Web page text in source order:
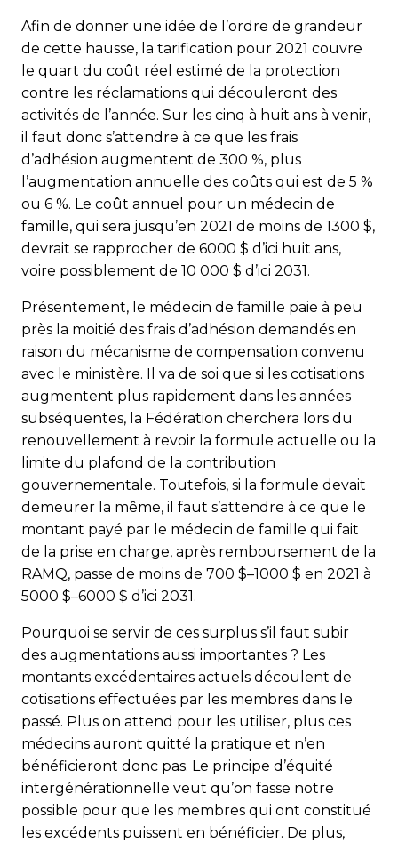
Afin de donner une idée de l’ordre de grandeur
de cette hausse, la tarification pour 2021 couvre
le quart du coût réel estimé de la protection
contre les réclamations qui découleront des
activités de l’année. Sur les cinq à huit ans à venir,
il faut donc s’attendre à ce que les frais
d’adhésion augmentent de 300 %, plus
l’augmentation annuelle des coûts qui est de 5 %
ou 6 %. Le coût annuel pour un médecin de
famille, qui sera jusqu’en 2021 de moins de 1300 $,
devrait se rapprocher de 6000 $ d’ici huit ans,
voire possiblement de 10 000 $ d’ici 2031.
Présentement, le médecin de famille paie à peu
près la moitié des frais d’adhésion demandés en
raison du mécanisme de compensation convenu
avec le ministère. Il va de soi que si les cotisations
augmentent plus rapidement dans les années
subséquentes, la Fédération cherchera lors du
renouvellement à revoir la formule actuelle ou la
limite du plafond de la contribution
gouvernementale. Toutefois, si la formule devait
demeurer la même, il faut s’attendre à ce que le
montant payé par le médecin de famille qui fait
de la prise en charge, après remboursement de la
RAMQ, passe de moins de 700 $–1000 $ en 2021 à
5000 $–6000 $ d’ici 2031.
Pourquoi se servir de ces surplus s’il faut subir
des augmentations aussi importantes ? Les
montants excédentaires actuels découlent de
cotisations effectuées par les mem­bres dans le
passé. Plus on attend pour les utiliser, plus ces
médecins auront quitté la pratique et n’en
bénéficieront donc pas. Le principe d’équité
intergénérationnelle veut qu’on fasse notre
possible pour que les membres qui ont constitué
les excédents puissent en bénéficier. De plus,